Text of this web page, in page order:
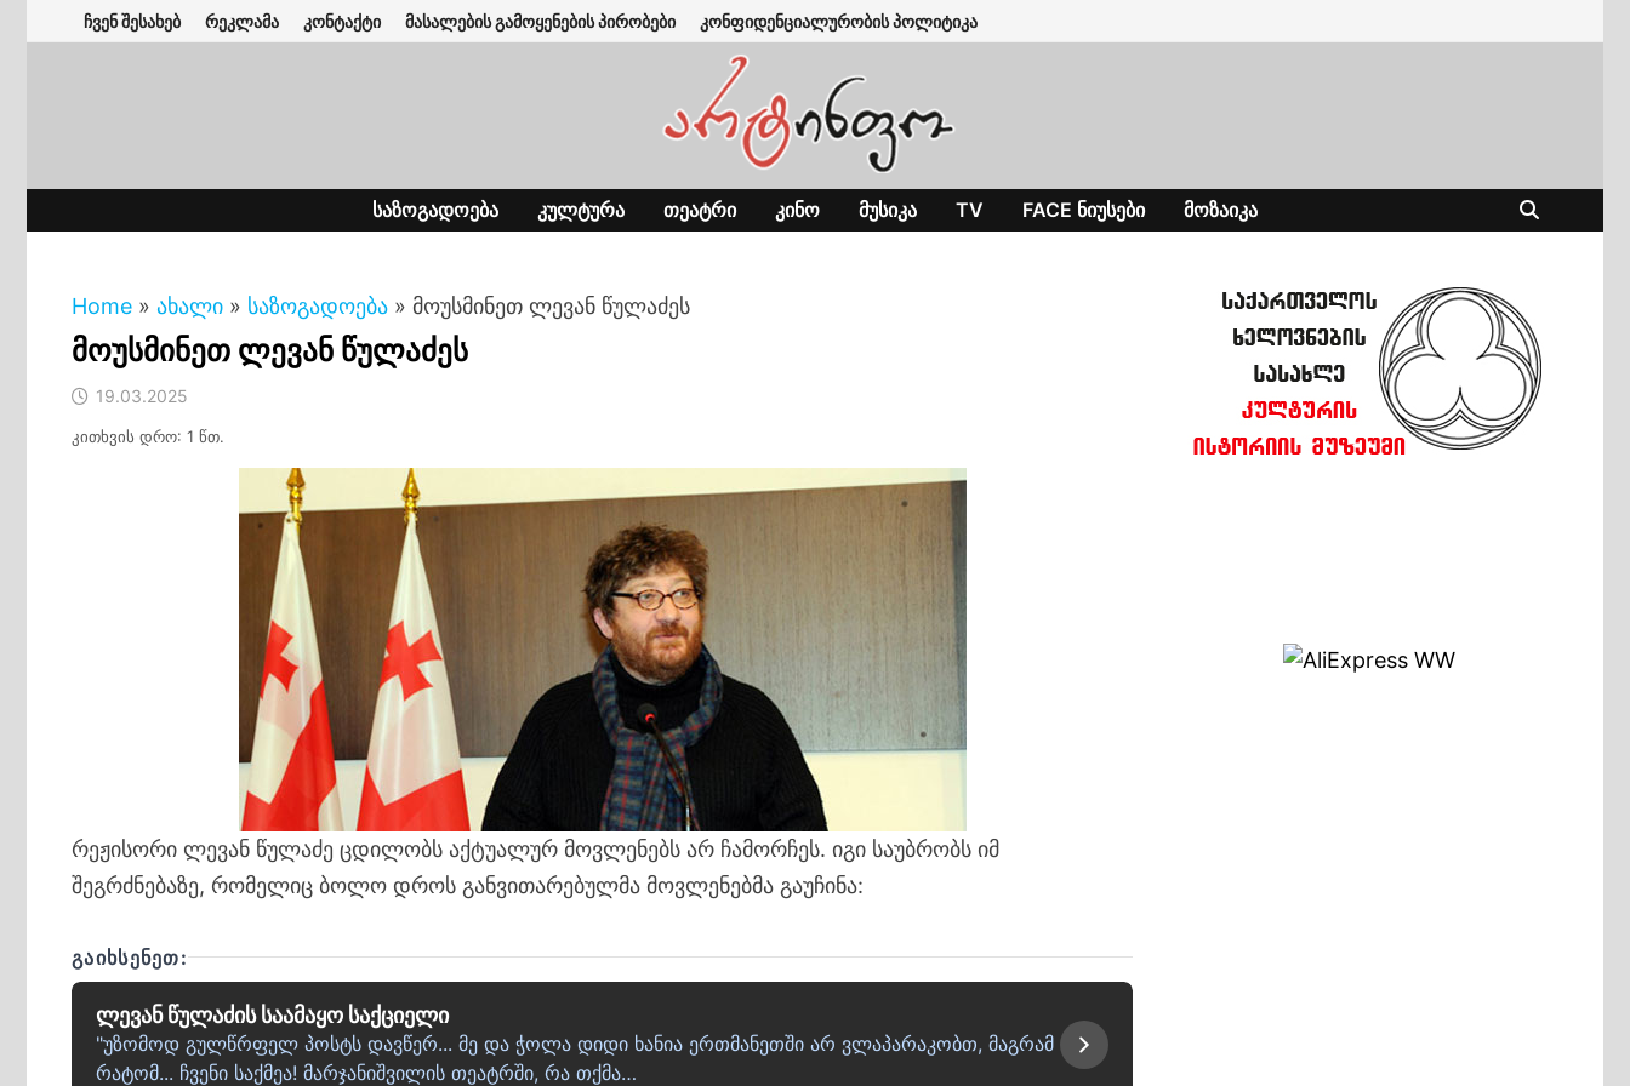
to
ჩვენ შესახებ რეკლამა კონტაქტი მასალების გამოყენების პირობები კონფიდენციალურობის პოლიტიკა
ᲡᲐᲖᲝᲒᲐᲓᲝᲔᲑᲐ ᲙᲣᲚᲢᲣᲠᲐ ᲗᲔᲐᲢᲠᲘ ᲙᲘᲜᲝ ᲛᲣᲡᲘᲙᲐ TV FACE ᲜᲘᲣᲡᲔᲑᲘ ᲛᲝᲖᲐᲘᲙᲐ
Home » ახალი » საზოგადოება » მოუსმინეთ ლევან წულაძეს
მოუსმინეთ ლევან წულაძეს
19.03.2025
კითხვის დრო: 1 წთ.
რეჟისორი ლევან წულაძე ცდილობს აქტუალურ მოვლენებს არ ჩამორჩეს. იგი საუბრობს იმ
შეგრძნებაზე, რომელიც ბოლო დროს განვითარებულმა მოვლენებმა გაუჩინა:
ᲒᲐᲘᲮᲡᲔᲜᲔᲗ:
ლევან წულაძის საამაყო საქციელი
"უზომოდ გულწრფელ პოსტს დავწერ... მე და ჭოლა დიდი ხანია ერთმანეთში არ ვლაპარაკობთ, მაგრამ
რატომ... ჩვენი საქმეა! მარჯანიშვილის თეატრში, რა თქმა…